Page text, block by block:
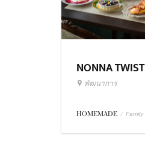
NONNA TWIST
พัฒนาการ
HOMEMADE / Family